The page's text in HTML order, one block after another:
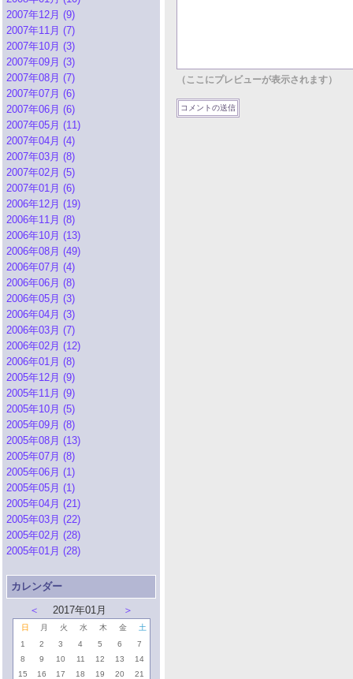
2007年12月 (9)
2007年11月 (7)
2007年10月 (3)
2007年09月 (3)
2007年08月 (7)
2007年07月 (6)
2007年06月 (6)
2007年05月 (11)
2007年04月 (4)
2007年03月 (8)
2007年02月 (5)
2007年01月 (6)
2006年12月 (19)
2006年11月 (8)
2006年10月 (13)
2006年08月 (49)
2006年07月 (4)
2006年06月 (8)
2006年05月 (3)
2006年04月 (3)
2006年03月 (7)
2006年02月 (12)
2006年01月 (8)
2005年12月 (9)
2005年11月 (9)
2005年10月 (5)
2005年09月 (8)
2005年08月 (13)
2005年07月 (8)
2005年06月 (1)
2005年05月 (1)
2005年04月 (21)
2005年03月 (22)
2005年02月 (28)
2005年01月 (28)
カレンダー
＜
2017年01月 ＞
日 月 火 水 木 金
土
1
2 3 4 5 6
7
8
9 10 11 12 13
14
15
16 17 18 19 20
21
（ここにプレビューが表示されます）